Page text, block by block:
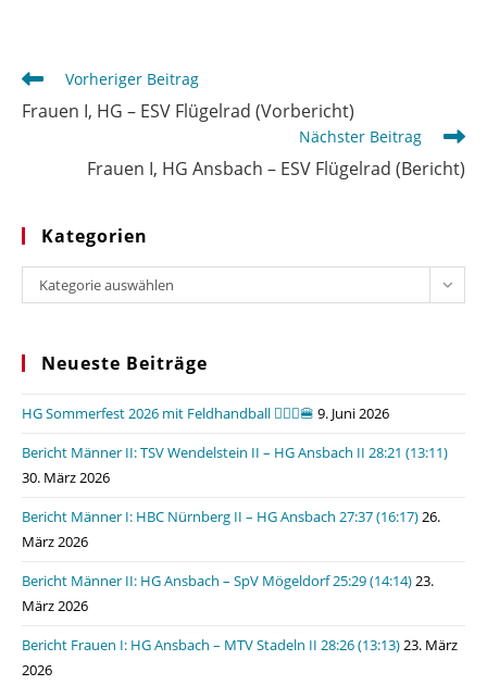
Weitere
Artikel
ansehen
Vorheriger Beitrag
Frauen I, HG – ESV Flügelrad (Vorbericht)
Nächster Beitrag
Frauen I, HG Ansbach – ESV Flügelrad (Bericht)
Kategorien
Kategorien
Kategorie auswählen
Neueste Beiträge
HG Sommerfest 2026 mit Feldhandball 🤾🏼‍♂️🍔 9. Juni 2026
Bericht Männer II: TSV Wendelstein II – HG Ansbach II 28:21 (13:11)
30. März 2026
Bericht Männer I: HBC Nürnberg II – HG Ansbach 27:37 (16:17)26.
März 2026
Bericht Männer II: HG Ansbach – SpV Mögeldorf 25:29 (14:14)23.
März 2026
Bericht Frauen I: HG Ansbach – MTV Stadeln II 28:26 (13:13)23. März
2026